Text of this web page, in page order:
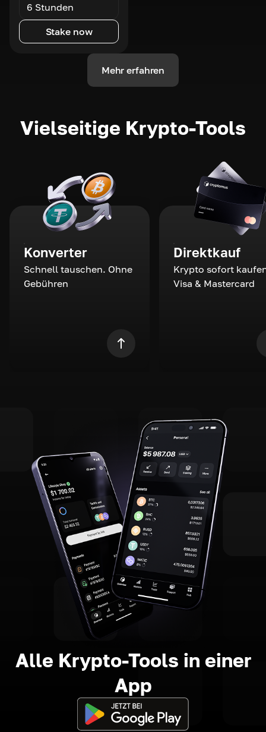
6 Stunden
Stake now
Mehr erfahren
Vielseitige Krypto-Tools
Konverter
Schnell tauschen. Ohne
Gebühren
Direktkauf
Krypto sofort
Visa & Mastercard
Alle Krypto-Tools in einer
App